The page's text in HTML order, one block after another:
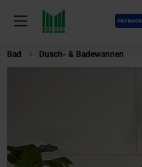
Menü
Payback
Bad Dusch- & Badewannen